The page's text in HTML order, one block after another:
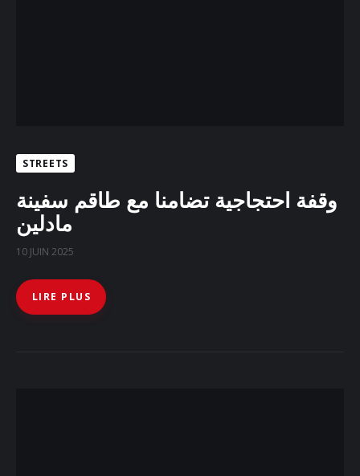
STREETS
وقفة احتجاجية تضامنا مع طاقم سفينة
مادلين
10 JUIN 2025
LIRE PLUS